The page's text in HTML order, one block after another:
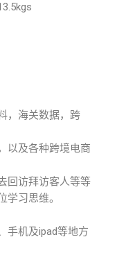
，海关数据，跨
以及各种跨境电商
回访拜访客人等等
习思维。
手机及ipad等地方